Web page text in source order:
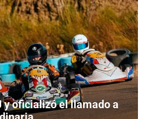
y oficializó el llamado a